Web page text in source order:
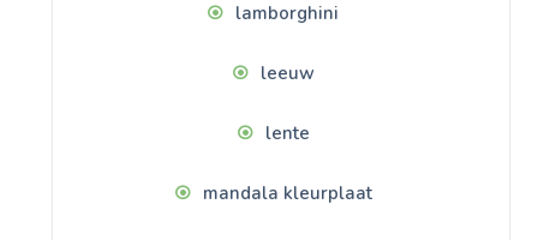
lamborghini
leeuw
lente
mandala kleurplaat